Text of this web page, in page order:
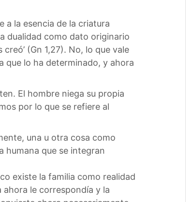
a la esencia de la criatura
dualidad como dato originario
(Gn 1,27). No, lo que vale
que lo ha determinado, y ahora
El hombre niega su propia
por lo que se refiere al
una u otra cosa como
humana que se integran
existe la familia como realidad
le correspondía y la